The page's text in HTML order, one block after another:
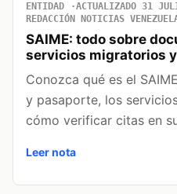
ENTIDAD ACTUALIZADO 31
REDACCIÓN NOTICIAS
SAIME: todo sobre
servicios migratorios
Conozca qué es el
y pasaporte, los
cómo verificar citas en
Leer nota